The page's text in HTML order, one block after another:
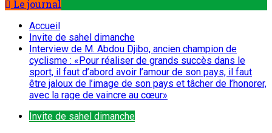
Le journal
Accueil
Invite de sahel dimanche
Interview de M. Abdou Djibo, ancien champion de
cyclisme : «Pour réaliser de grands succès dans le
sport, il faut d’abord avoir l’amour de son pays, il faut
être jaloux de l’image de son pays et tâcher de l’honorer,
avec la rage de vaincre au cœur»
Invite de sahel dimanche